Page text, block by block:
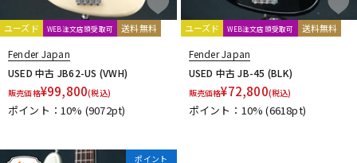
ユーズド WEB注文店頭受取可 送料無料
Fender Japan
USED 中古 JB62-US (VWH)
販売価格¥99,800(税込)
ポイント：10% (9072pt)
ユーズド WEB注文店頭受取可 送料無料
Fender Japan
USED 中古 JB-45 (BLK)
販売価格¥72,800(税込)
ポイント：10%(6618pt)
ポイント